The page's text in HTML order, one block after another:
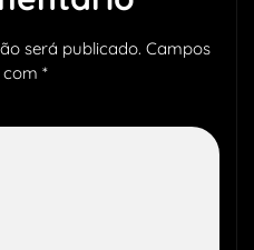
será publicado. Campos
*